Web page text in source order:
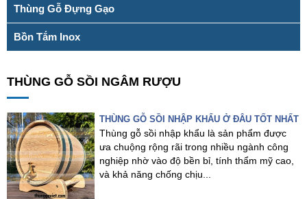
Thùng Gỗ Đựng Gạo
Bồn Tắm Inox
THÙNG GỖ SỒI NGÂM RƯỢU
THÙNG GỖ SỒI NHẬP KHẨU Ở ĐÂU TỐT NHẤT
Thùng gỗ sồi nhập khẩu là sản phẩm được
ưa chuộng rộng rãi trong nhiều ngành công
nghiệp nhờ vào độ bền bỉ, tính thẩm mỹ cao,
và khả năng chống chịu...